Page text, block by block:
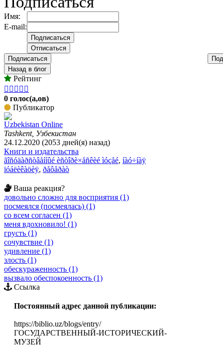
Имя:
E-mail:
Подписаться
Назад в блог
Рейтинг
    
0 голос(а,ов)
Публикатор
Uzbekistan Online
Tashkent, Узбекистан
24.12.2020 (2053 дней(я) назад)
Книги и издательства
ãîñóäàðñòâåííûé èñòîðè×åñêèé ìóçåé, íàó÷íàÿ
ïóáëèêàöèÿ, ðåôåðàò
Ваша реакция?
довольно сложно для восприятия (1)
посмеялся (посмеялась) (1)
со всем согласен (1)
меня вдохновило! (1)
грусть (1)
сочувствие (1)
удивление (1)
злость (1)
обескураженность (1)
вызвало обеспокоенность (1)
Ссылка
Постоянный адрес данной публикации:
https://biblio.uz/blogs/entry/
ГОСУДАРСТВЕННЫЙ-ИСТОРИЧЕСКИЙ-
МУЗЕЙ